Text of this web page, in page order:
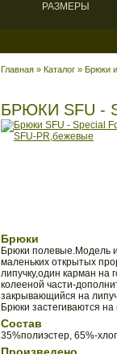
РАЗМЕРЫ
Главная » Каталог » Брюки
БРЮКИ SFU -
Брюки
Брюки полевые.Модель
маленьких открытых
липучку,один карман на
колееной части-
закрывающийся на
Брюки застегиваются
Состав
35%полиэстер, 65%-